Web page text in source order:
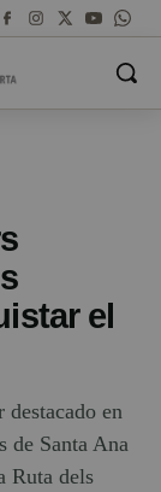
el
en
de Santa Ana
Ruta dels